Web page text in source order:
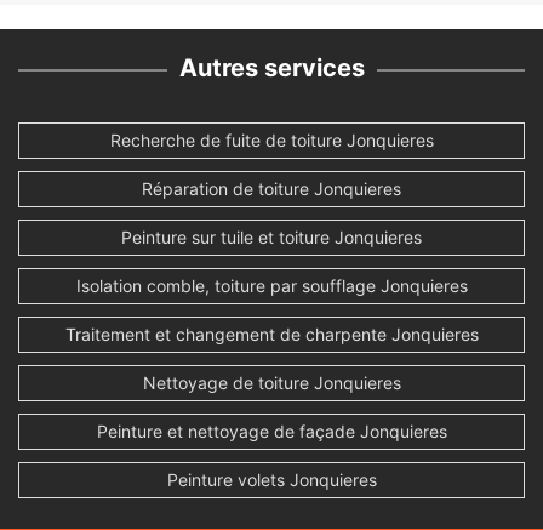
Autres services
Recherche de fuite de toiture Jonquieres
Réparation de toiture Jonquieres
Peinture sur tuile et toiture Jonquieres
Isolation comble, toiture par soufflage Jonquieres
Traitement et changement de charpente Jonquieres
Nettoyage de toiture Jonquieres
Peinture et nettoyage de façade Jonquieres
Peinture volets Jonquieres